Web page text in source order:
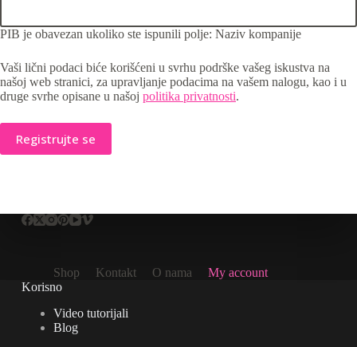
PIB je obavezan ukoliko ste ispunili polje: Naziv kompanije
Vaši lični podaci biće korišćeni u svrhu podrške vašeg iskustva na
našoj web stranici, za upravljanje podacima na vašem nalogu, kao i u
druge svrhe opisane u našoj politika privatnosti.
Registrujte se
Shop Kontakt O nama
My account
Korisno
Video tutorijali
Blog